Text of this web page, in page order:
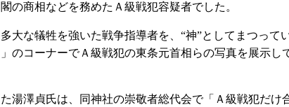
商相などを務めたＡ級戦犯容疑者でした。
大な犠牲を強いた戦争指導者を、“神”としてまつって
のコーナーでＡ級戦犯の東条元首相らの写真を展示し
湯澤貞氏は、同神社の崇敬者総代会で「Ａ級戦犯だけ